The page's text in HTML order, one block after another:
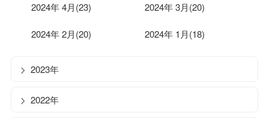
2024年 4月(23) 2024年 3月(20)
2024年 2月(20) 2024年 1月(18)
2023年
2022年